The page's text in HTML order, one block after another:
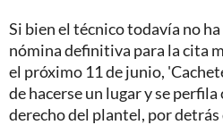
Si bien el técnico todavía no
nómina definitiva para la cita
el próximo 11 de junio,
de hacerse un lugar y se
derecho del plantel, por